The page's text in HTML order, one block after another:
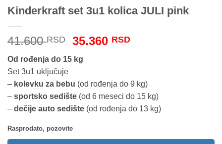
Kinderkraft set 3u1 kolica JULI pink
41.600RSD
Originalna
je
41.600 RSD.
35.360 RSDTrenutna
Od rođenja do 15 kg
Set 3u1 uključuje
– kolevku za bebu (od rođenja do 9 kg)
– sportsko sedište (od 6 meseci do 15 kg)
– dečije auto sedište (od rođenja do 13 kg)
Rasprodato, pozovite